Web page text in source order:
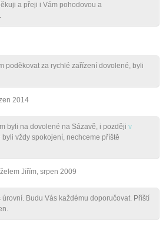
a přeji i Vám pohodovou a
poděkovat za rychlé zařízení dovolené, byli
2014
byli na dovolené na Sázavě, i později v
byli vždy spokojení, nechceme příště
Jiřím, srpen 2009
Budu Vás každému doporučovat. Příští